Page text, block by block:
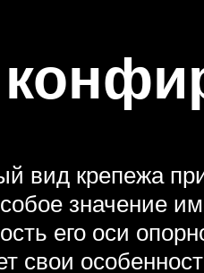
вид крепежа
значение
его оси
свои